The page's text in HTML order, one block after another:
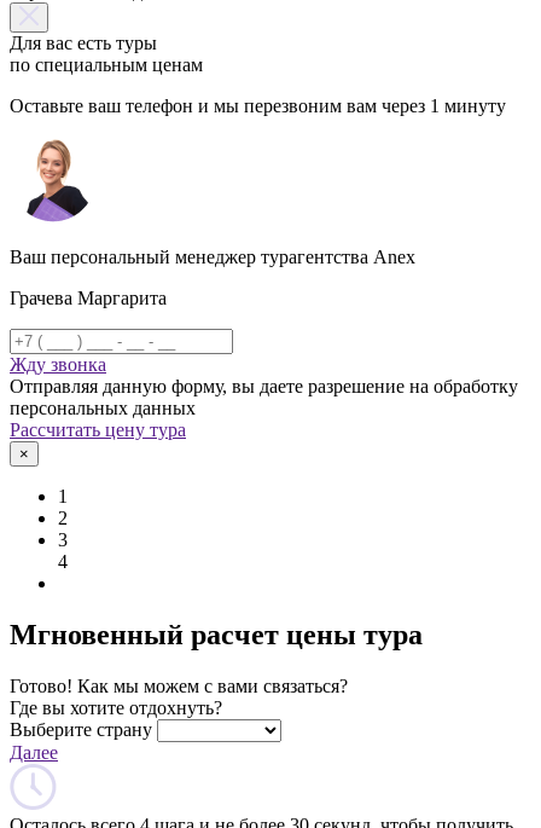
Для вас есть туры
по специальным ценам
Оставьте ваш телефон и мы перезвоним вам через 1 минуту
Ваш персональный менеджер турагентства Anex
Грачева Маргарита
Жду звонка
Отправляя данную форму, вы даете разрешение на обработку
персональных данных
Рассчитать цену тура
×
1
2
3
4
Мгновенный расчет цены тура
Готово! Как мы можем с вами связаться?
Где вы хотите отдохнуть?
Выберите страну
Далее